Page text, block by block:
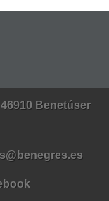
Benetúser